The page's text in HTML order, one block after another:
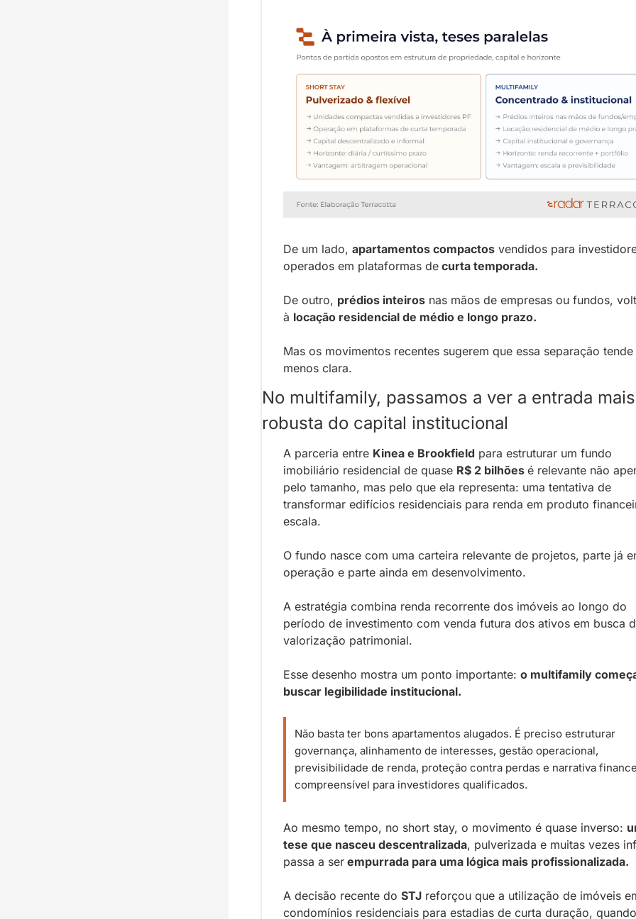
De um lado, apartamentos compactos vendidos para
operados em plataformas de curta temporada.
De outro, prédios inteiros nas mãos de empresas ou fundos,
à locação residencial de médio e longo prazo.
Mas os movimentos recentes sugerem que essa separação
menos clara.
No multifamily, passamos a ver a entrada mais
robusta do capital institucional
A parceria entre Kinea e Brookfield para estruturar um fundo
imobiliário residencial de quase R$ 2 bilhões é relevante não
pelo tamanho, mas pelo que ela representa: uma tentativa de
transformar edifícios residenciais para renda em produto
escala.
O fundo nasce com uma carteira relevante de projetos, parte já
operação e parte ainda em desenvolvimento.
A estratégia combina renda recorrente dos imóveis ao longo do
período de investimento com venda futura dos ativos em busca
valorização patrimonial.
Esse desenho mostra um ponto importante: o multifamily
buscar legibilidade institucional.
Não basta ter bons apartamentos alugados. É preciso estruturar
governança, alinhamento de interesses, gestão operacional,
previsibilidade de renda, proteção contra perdas e narrativa
compreensível para investidores qualificados.
Ao mesmo tempo, no short stay, o movimento é quase inverso:
tese que nasceu descentralizada, pulverizada e muitas vezes
passa a ser empurrada para uma lógica mais profissionalizada.
A decisão recente do STJ reforçou que a utilização de imóveis
condomínios residenciais para estadias de curta duração, quando